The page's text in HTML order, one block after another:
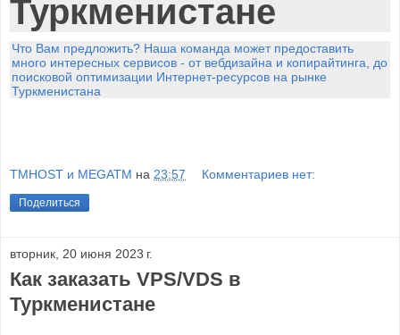
Туркменистане
Что Вам предложить? Наша команда может предоставить
много интересных сервисов - от вебдизайна и копирайтинга, до
поисковой оптимизации Интернет-ресурсов на рынке
Туркменистана
TMHOST и MEGATM на 23:57 Комментариев нет:
Поделиться
вторник, 20 июня 2023 г.
Как заказать VPS/VDS в
Туркменистане